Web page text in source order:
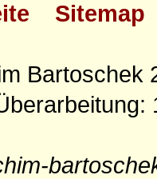
Sitemap
Bartoschek